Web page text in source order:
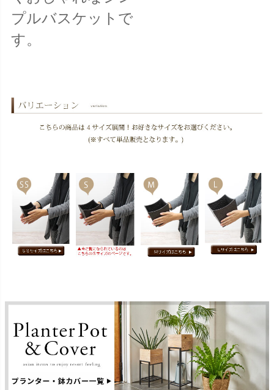
プルバスケットで
す。